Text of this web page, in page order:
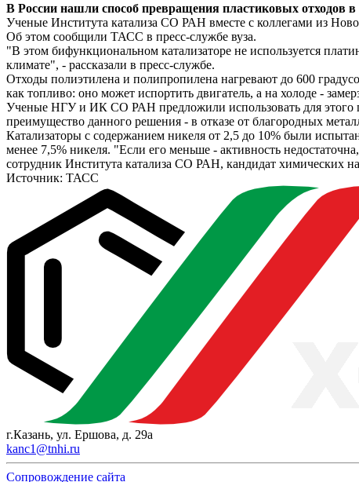
В России нашли способ превращения пластиковых отходов в
Ученые Института катализа СО РАН вместе с коллегами из
Об этом сообщили ТАСС в пресс-службе вуза.
"В этом бифункциональном катализаторе не используется
климате", - рассказали в пресс-службе.
Отходы полиэтилена и полипропилена нагревают до 600
как топливо: оно может испортить двигатель, а на холоде -
Ученые НГУ и ИК СО РАН предложили использовать для этого
преимущество данного решения - в отказе от благородных
Катализаторы с содержанием никеля от 2,5 до 10% были
менее 7,5% никеля. "Если его меньше - активность
сотрудник Института катализа СО РАН, кандидат химических
Источник: ТАСС
г.Казань, ул. Ершова, д. 29а
kanc1@tnhi.ru
Сопровождение сайта